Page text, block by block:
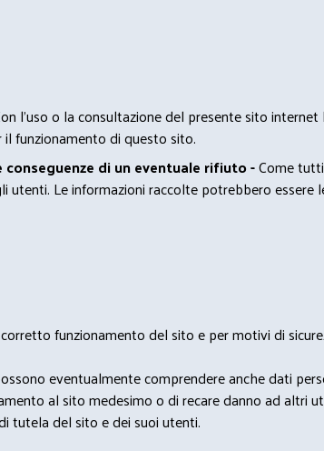
l'uso o la consultazione del presente sito
funzionamento di questo sito.
di un eventuale rifiuto -Come
Le informazioni raccolte potrebbero essere
funzionamento del sito e per motivi di
eventualmente comprendere anche dati
al sito medesimo o di recare danno ad altri
tutela del sito e dei suoi utenti.